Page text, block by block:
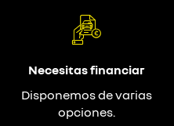
Necesitas financiar
Disponemos de varias
opciones.